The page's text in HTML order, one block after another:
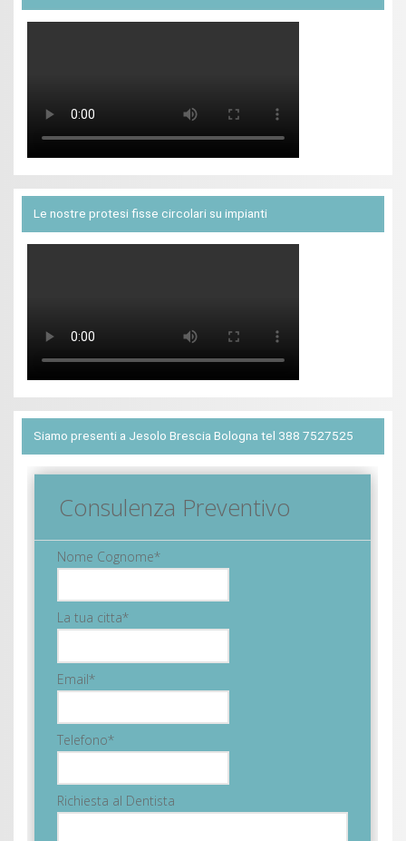
Le nostre protesi fisse circolari su impianti
Siamo presenti a Jesolo Brescia Bologna tel 388 7527525